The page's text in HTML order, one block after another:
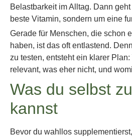
Belastbarkeit im Alltag. Dann
beste Vitamin, sondern um eine
Gerade für Menschen, die schon
haben, ist das oft entlastend.
zu testen, entsteht ein klarer
relevant, was eher nicht, und
Was du selbst
kannst
Bevor du wahllos